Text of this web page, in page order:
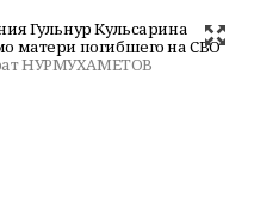
Гульнур Кульсарина
матери погибшего на СВО
НУРМУХАМЕТОВ